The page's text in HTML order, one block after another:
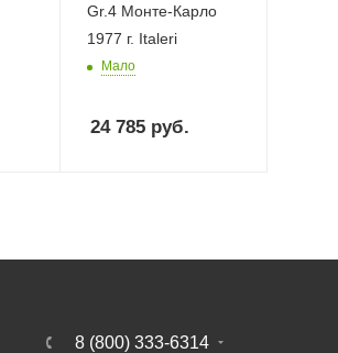
Gr.4 Монте-Карло
1977 г. Italeri
Мало
24 785 руб.
8 (800) 333-6314